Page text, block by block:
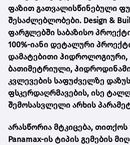
ფაზით გათვალისწინებული
შესაძლებლობები. Design &
ფარგლებში საბაზისო
100%-იანი დეტალური
დამატებითი
ბათიმეტრიული,
კვლევების საფუძველზე
ფსკერდაღრმავების, ისე
შემოსასვლელი არხის
არასწორია მტკიცება, თითქოს
Panamax-ის ტიპის გემების